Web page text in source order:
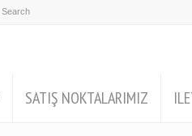
SATIŞ NOKTALARIMIZ